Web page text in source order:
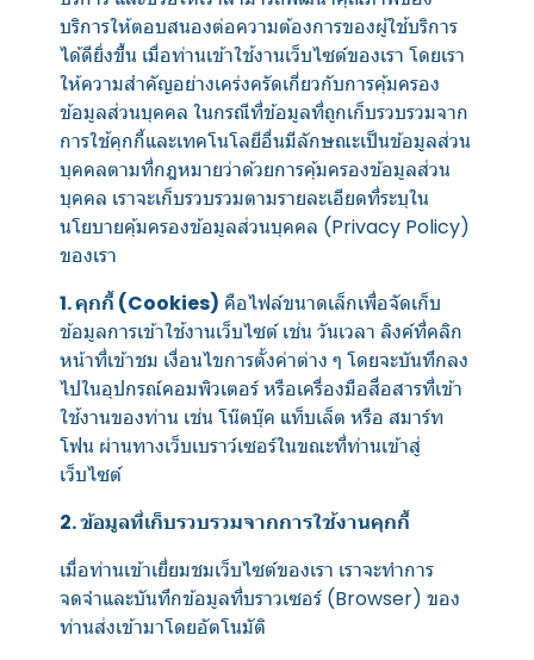
บริการให้ตอบสนองต่อความต้องการของผู้ใช้บริการ
ได้ดียิ่งขึ้น เมื่อท่านเข้าใช้งานเว็บไซต์ของเรา โดยเรา
ให้ความสำคัญอย่างเคร่งครัดเกี่ยวกับการคุ้มครอง
ข้อมูลส่วนบุคคล ในกรณีที่ข้อมูลที่ถูกเก็บรวบรวมจาก
การใช้คุกกี้และเทคโนโลยีอื่นมีลักษณะเป็นข้อมูลส่วน
บุคคลตามที่กฎหมายว่าด้วยการคุ้มครองข้อมูลส่วน
บุคคล เราจะเก็บรวบรวมตามรายละเอียดที่ระบุใน
นโยบายคุ้มครองข้อมูลส่วนบุคคล (Privacy Policy)
ของเรา
1. คุกกี้ (Cookies) คือไฟล์ขนาดเล็กเพื่อจัดเก็บ
ข้อมูลการเข้าใช้งานเว็บไซต์ เช่น วันเวลา ลิงค์ที่คลิก
หน้าที่เข้าชม เงื่อนไขการตั้งค่าต่าง ๆ โดยจะบันทึกลง
ไปในอุปกรณ์คอมพิวเตอร์ หรือเครื่องมือสื่อสารที่เข้า
ใช้งานของท่าน เช่น โน๊ตบุ๊ค แท็บเล็ต หรือ สมาร์ท
โฟน ผ่านทางเว็บเบราว์เซอร์ในขณะที่ท่านเข้าสู่
เว็บไซต์
2. ข้อมูลที่เก็บรวบรวมจากการใช้งานคุกกี้
เมื่อท่านเข้าเยี่ยมชมเว็บไซต์ของเรา เราจะทำการ
จดจำและบันทึกข้อมูลที่บราวเซอร์ (Browser) ของ
ท่านส่งเข้ามาโดยอัตโนมัติ